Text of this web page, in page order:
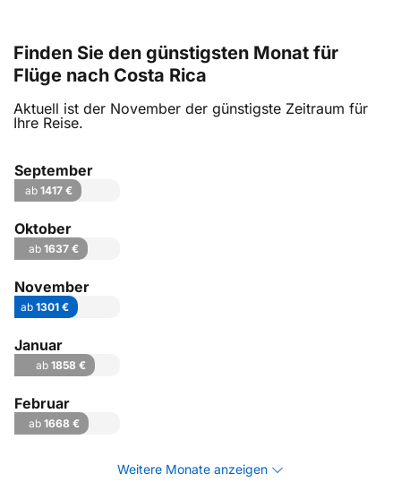
Finden Sie den günstigsten Monat für
Flüge nach Costa Rica
Aktuell ist der November der günstigste Zeitraum für
Ihre Reise.
September
ab 1417 €
Oktober
ab1637 €
November
ab 1301 €
Januar
ab 1858 €
Februar
ab1668 €
Weitere Monate anzeigen